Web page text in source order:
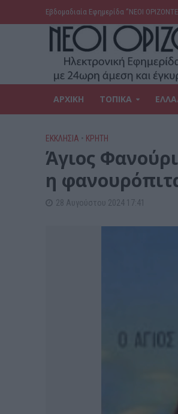
Εβδομαδιαία Εφημερίδα ‘’ΝΕΟΙ
ΑΡΧΙΚΗ ΤΟΠΙΚΑ
ΕΚΚΛΗΣΙΑ • ΚΡΗΤΗ
Άγιος
η
28 Αυγούστου 2024 17:41